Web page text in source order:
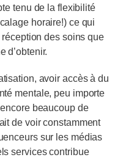
tenu de la flexibilité
horaire!) ce qui
des soins que
d’obtenir.
avoir accès à du
mentale, peu importe
beaucoup de
de voir constamment
sur les médias
services contribue